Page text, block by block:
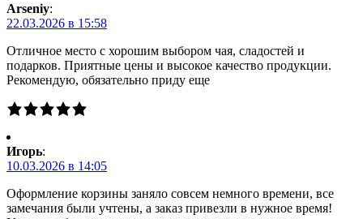
Arseniy:
22.03.2026 в 15:58
Отличное место с хорошим выбором чая, сладостей и
подарков. Приятные цены и высокое качество продукции.
Рекомендую, обязательно приду еще
Игорь:
10.03.2026 в 14:05
Оформление корзины заняло совсем немного времени, все
замечания были учтены, а заказ привезли в нужное время!